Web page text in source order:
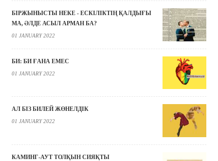
БІРЖЫНЫСТЫ НЕКЕ - ЕСКІЛІКТІҢ ҚАЛДЫҒЫ
МА, ӘЛДЕ АСЫЛ АРМАН БА?
01 JANUARY 2022
БИ: БИ ҒАНА ЕМЕС
01 JANUARY 2022
АЛ БІЗ БИЛЕЙ ЖӨНЕЛДІК
01 JANUARY 2022
КАМИНГ-АУТ ТОЛҚЫН СИЯҚТЫ